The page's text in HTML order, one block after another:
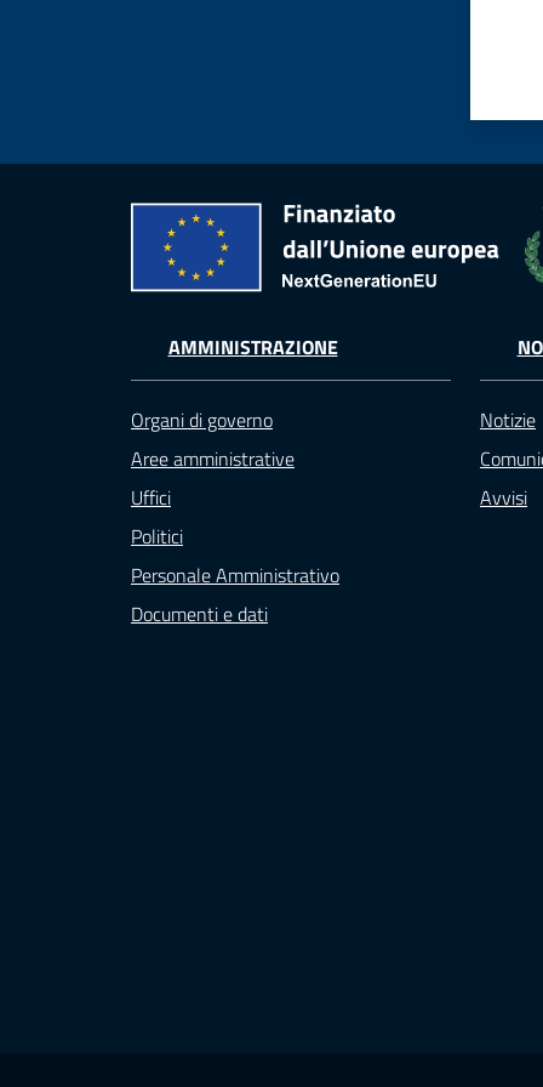
AMMINISTRAZIONE
Organi di governo
Aree amministrative
Uffici
Politici
Personale Amministrativo
Documenti e dati
Notizie
Avvisi